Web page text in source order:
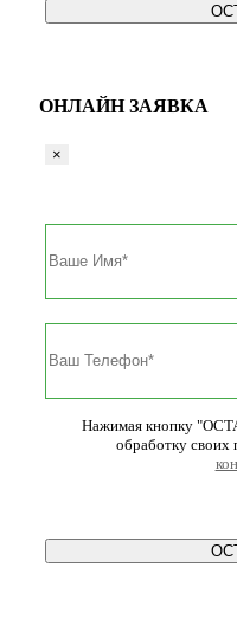
ОНЛАЙН ЗАЯВКА
×
Нажимая кнопку
обработку